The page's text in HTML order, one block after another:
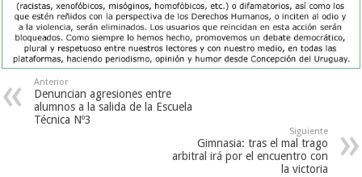
Anterior
Denuncian agresiones entre
alumnos a la salida de la Escuela
Técnica Nº3
Siguiente
Gimnasia: tras el mal trago
arbitral irá por el encuentro con
la victoria